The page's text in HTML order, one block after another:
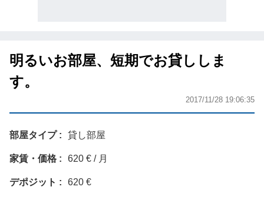
明るいお部屋、短期でお貸ししま
す。
2017/11/28 19:06:35
部屋タイプ 貸し部屋
家賃・価格 620 € / 月
デポジット 620 €